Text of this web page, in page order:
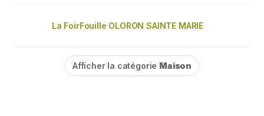
La FoirFouille OLORON SAINTE MARIE
Afficher la catégorie Maison